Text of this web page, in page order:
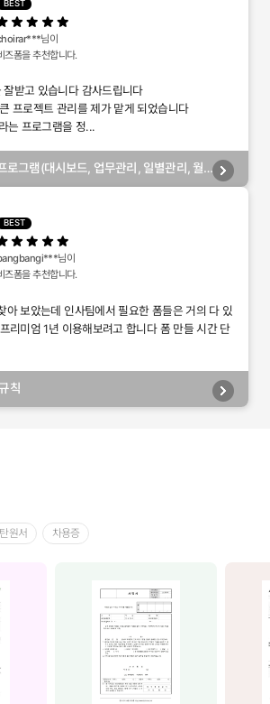
BEST
님이
즈폼을 추천합니다.
잘받고 있습니다 감사드립니다
프로젝트 관리를 제가 맡게 되었습니다
는 프로그램을 정...
로그램(대시보드, 업무관리, 일별관리, 월
BEST
님이
즈폼을 추천합니다.
아 보았는데 인사팀에서 필요한 폼들은 거의 다 있
리미엄 1년 이용해보려고 합니다 폼 만들 시간 단
칙
탄원서 차용증